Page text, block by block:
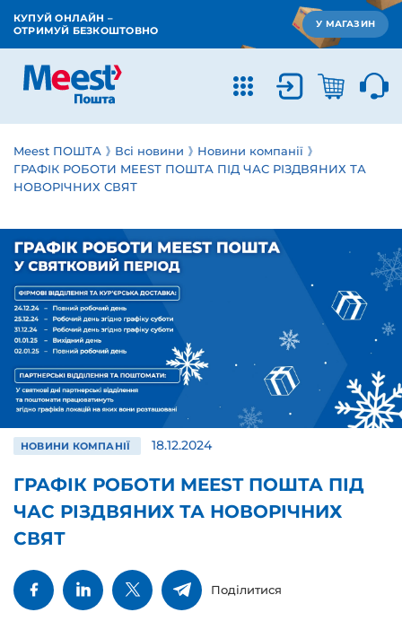
КУПУЙ ОНЛАЙН –
ОТРИМУЙ БЕЗКОШТОВНО
У МАГАЗИН
Meest ПОШТА Всі новини
Новини компанії
ГРАФІК РОБОТИ MEEST ПОШТА ПІД ЧАС РІЗДВЯНИХ ТА
НОВОРІЧНИХ СВЯТ
НОВИНИ КОМПАНІЇ 18.12.2024
ГРАФІК РОБОТИ MEEST ПОШТА ПІД
ЧАС РІЗДВЯНИХ ТА НОВОРІЧНИХ
СВЯТ
Поділитися